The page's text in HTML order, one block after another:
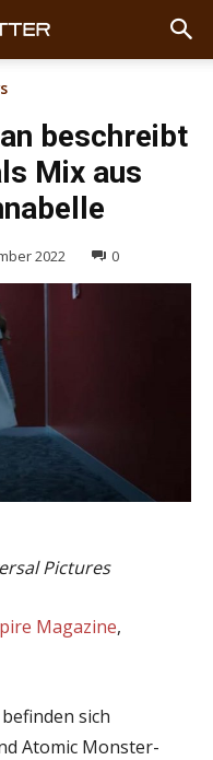
beschreibt
Mix aus
2022 0
Pictures
Magazine,
befinden sich
Atomic Monster-